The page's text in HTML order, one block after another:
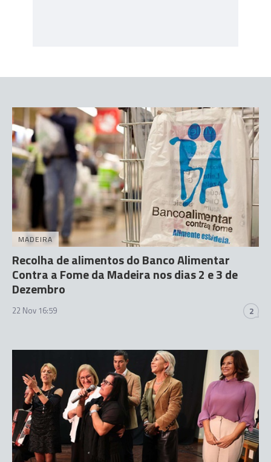
MADEIRA
Recolha de alimentos do Banco Alimentar
Contra a Fome da Madeira nos dias 2 e 3 de
Dezembro
22 Nov 16:59 2